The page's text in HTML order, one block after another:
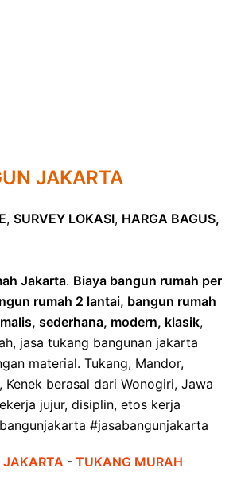
JAKARTA
, SURVEY LOKASI, HARGA BAGUS,
Jakarta. Biaya bangun rumah per
rumah 2 lantai, bangun rumah
sederhana, modern, klasik,
jasa tukang bangunan jakarta
material. Tukang, Mandor,
Kenek berasal dari Wonogiri, Jawa
jujur, disiplin, etos kerja
#jasabangunjakarta
- TUKANG MURAH